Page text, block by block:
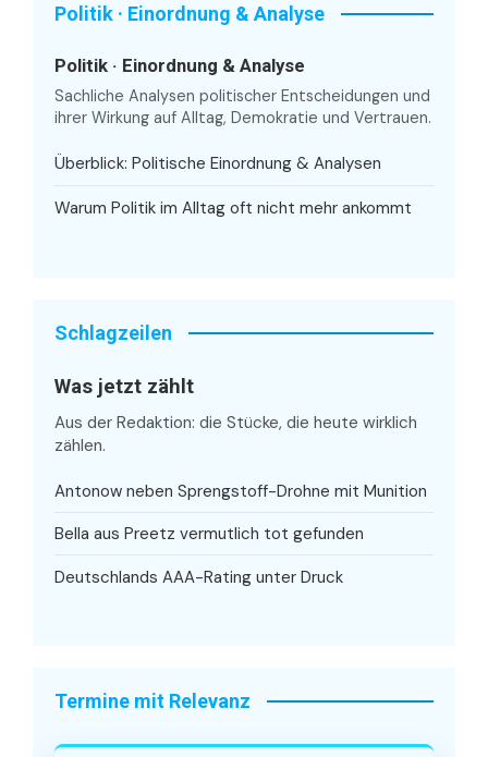
Politik · Einordnung & Analyse
Politik · Einordnung & Analyse
Sachliche Analysen politischer Entscheidungen und
ihrer Wirkung auf Alltag, Demokratie und Vertrauen.
Überblick: Politische Einordnung & Analysen
Warum Politik im Alltag oft nicht mehr ankommt
Schlagzeilen
Was jetzt zählt
Aus der Redaktion: die Stücke, die heute wirklich
zählen.
Antonow neben Sprengstoff-Drohne mit Munition
Bella aus Preetz vermutlich tot gefunden
Deutschlands AAA-Rating unter Druck
Termine mit Relevanz